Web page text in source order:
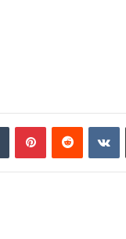
TumblrPinterestReddit